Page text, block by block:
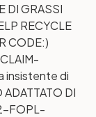
DI GRASSI
RECYCLE
CODE:)
insistente di
DI
FOPL-